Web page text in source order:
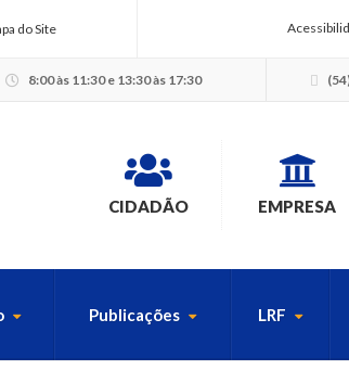
do Site
8:00 às 11:30 e 13:30 às 17:30
CIDADÃO EMPRESA
Publicações LRF